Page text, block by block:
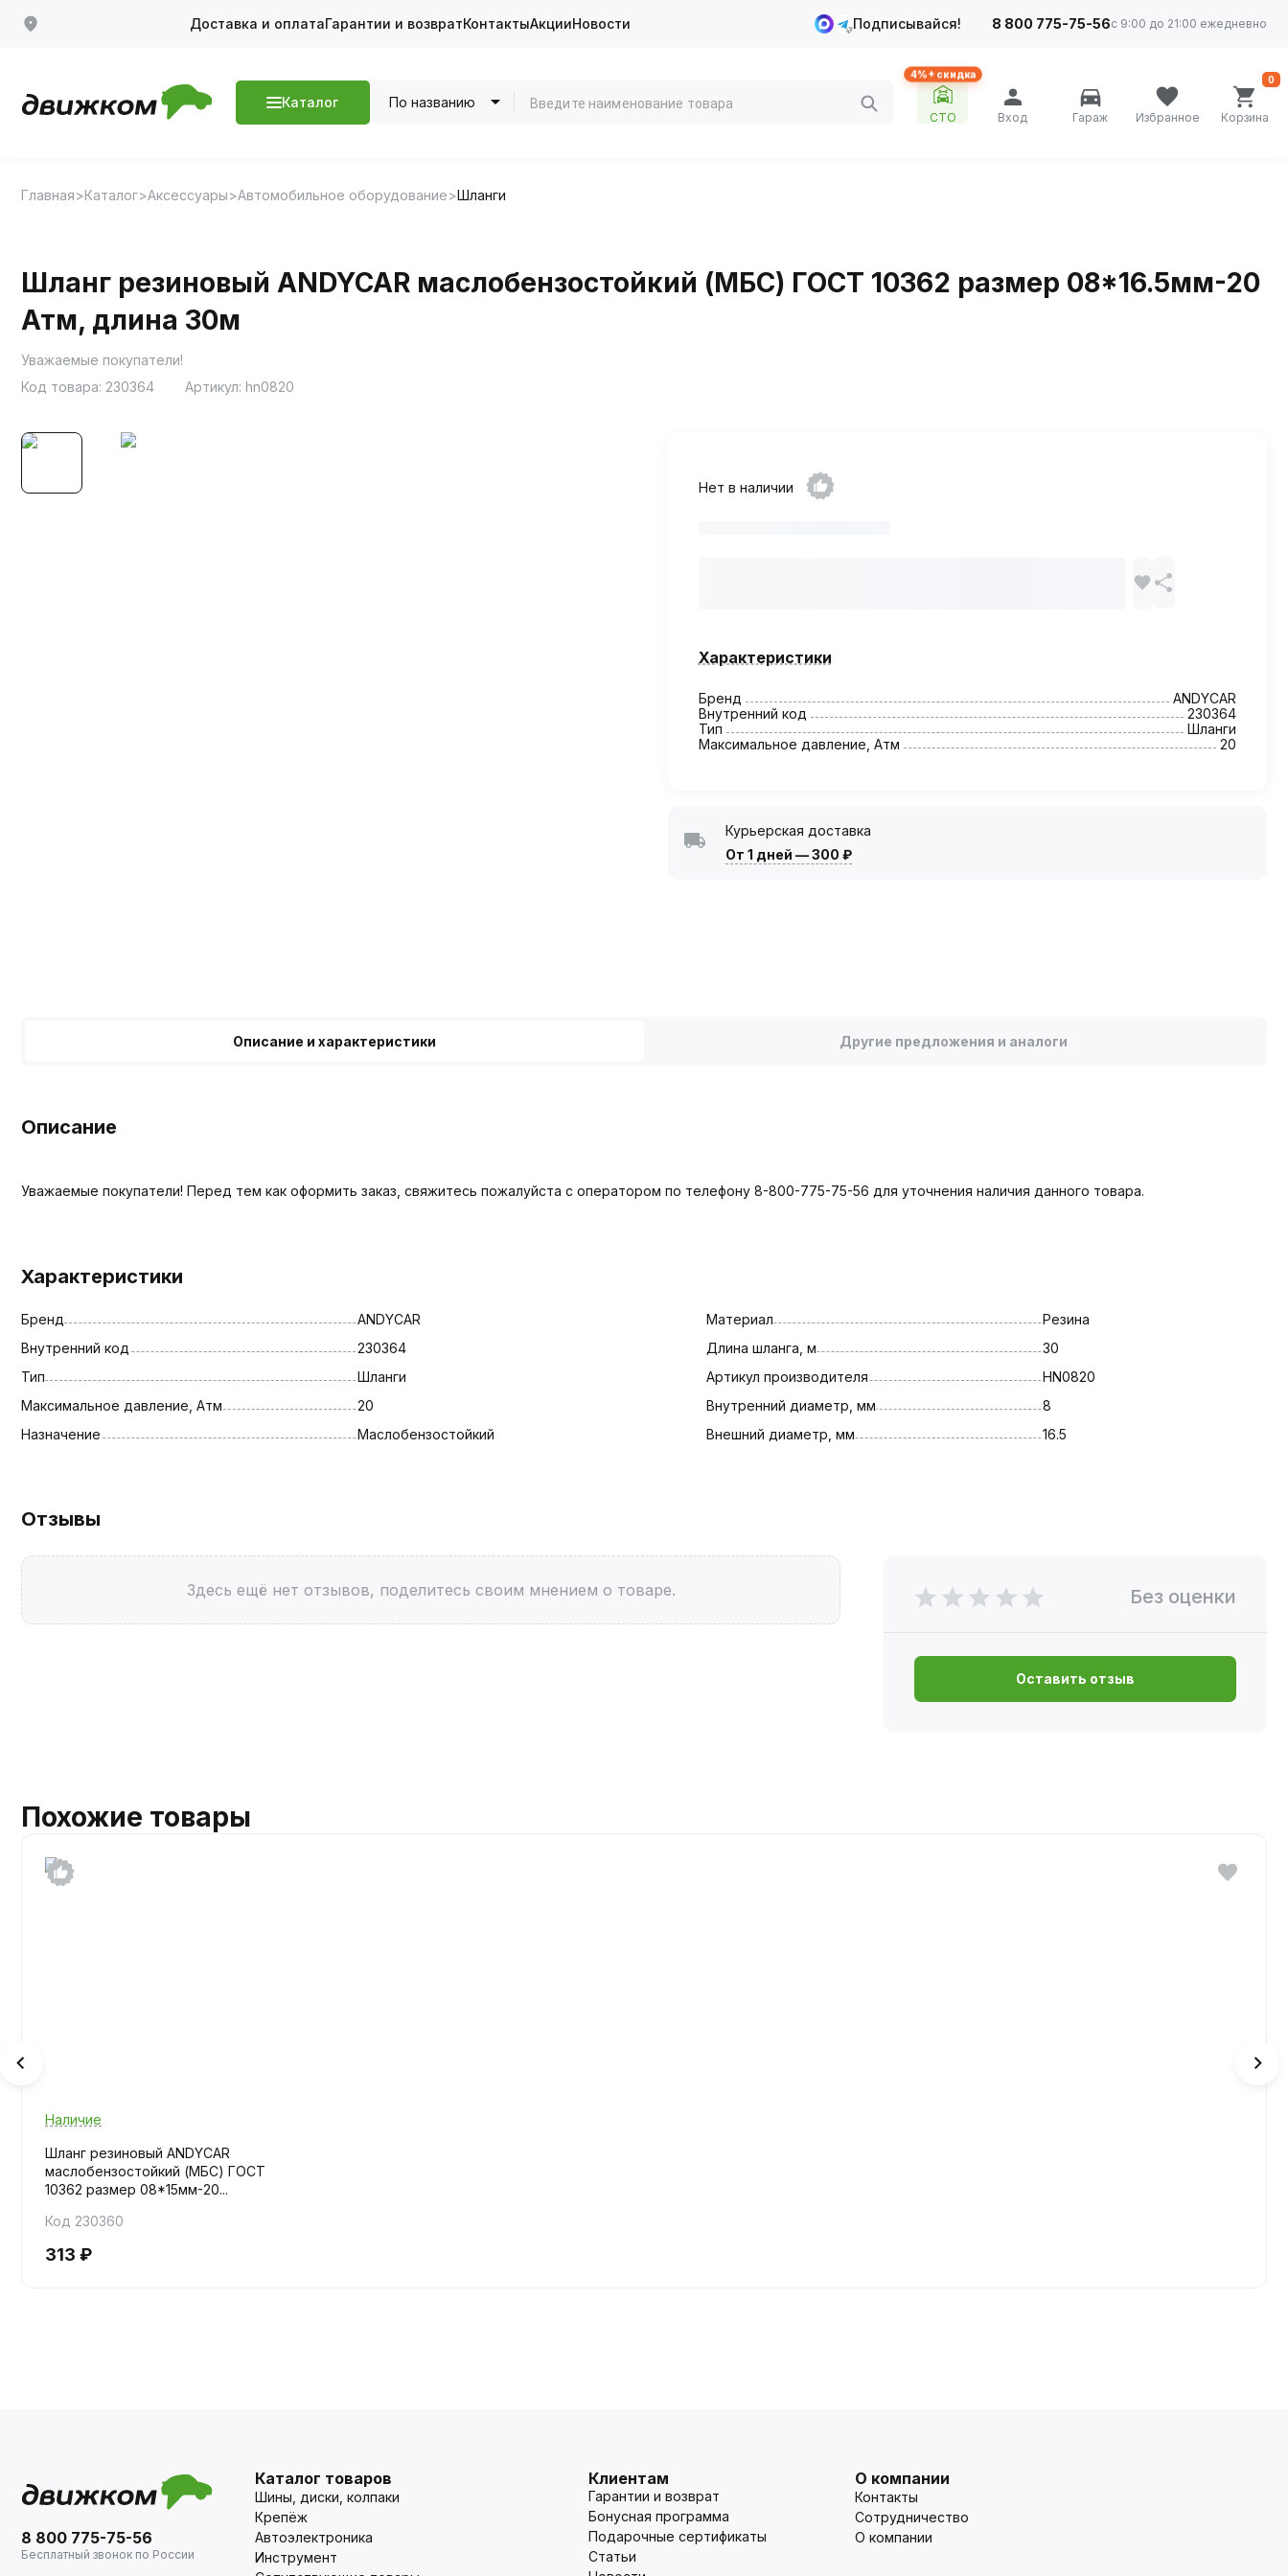
Доставка и оплатаГарантии и возвратКонтактыАкцииНовости Подписывайся! 8 800 775-75-56с 9:00 до 21:00 ежедневно
Каталог По названию
4%+ скидка
СТО Вход Гараж Избранное Корзина
0
Главная Каталог Аксессуары Автомобильное оборудование Шланги
Шланг резиновый ANDYCAR маслобензостойкий (МБС) ГОСТ 10362 размер 08*16.5мм-20
Атм, длина 30м
Уважаемые покупатели!
Код товара: 230364 Артикул: hn0820
Нет в наличии
Характеристики
Бренд
ANDYCAR
Внутренний код
230364
Тип
Шланги
Максимальное давление, Атм
20
Курьерская доставка
От 1 дней —300 ₽
Описание и характеристики Другие предложения и аналоги
Описание
Уважаемые покупатели! Перед тем как оформить заказ, свяжитесь пожалуйста с оператором по телефону 8-800-775-75-56 для уточнения наличия данного товара.
Характеристики
Бренд
ANDYCAR
Внутренний код
230364
Тип
Шланги
Максимальное давление, Атм
20
Назначение
Маслобензостойкий
Материал
Резина
Длина шланга, м
30
Артикул производителя
HN0820
Внутренний диаметр, мм
8
Внешний диаметр, мм
16.5
Отзывы
Здесь ещё нет отзывов, поделитесь своим мнением о товаре. Без оценки
Оставить отзыв
Похожие товары
Наличие
Шланг резиновый ANDYCAR
маслобензостойкий (МБС) ГОСТ
10362 размер 08*15мм-20...
Код 230360
313 ₽
8 800 775-75-56
Бесплатный звонок по России
Каталог товаров
Шины, диски, колпаки
Крепёж
Автоэлектроника
Инструмент
Клиентам
Гарантии и возврат
Бонусная программа
Подарочные сертификаты
Статьи
О компании
Контакты
Сотрудничество
О компании